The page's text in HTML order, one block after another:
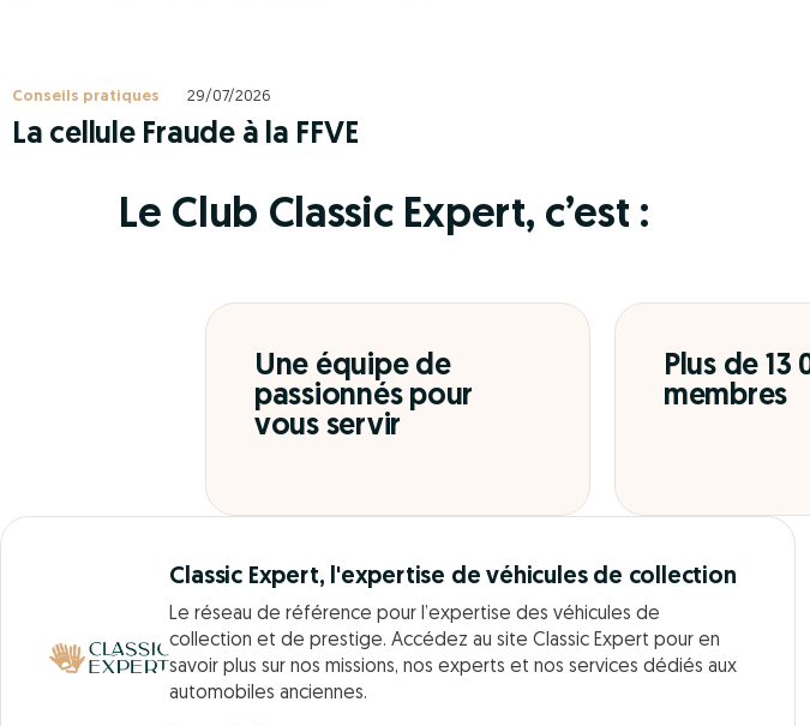
Conseils pratiques 29/07/2026
La cellule Fraude à la FFVE
Le Club Classic Expert, c’est :
Une équipe de
passionnés pour
vous servir
Plus de 13
membres
Classic Expert, l'expertise de véhicules de collection
Le réseau de référence pour l’expertise des véhicules de
collection et de prestige. Accédez au site Classic Expert pour en
savoir plus sur nos missions, nos experts et nos services dédiés aux
automobiles anciennes.